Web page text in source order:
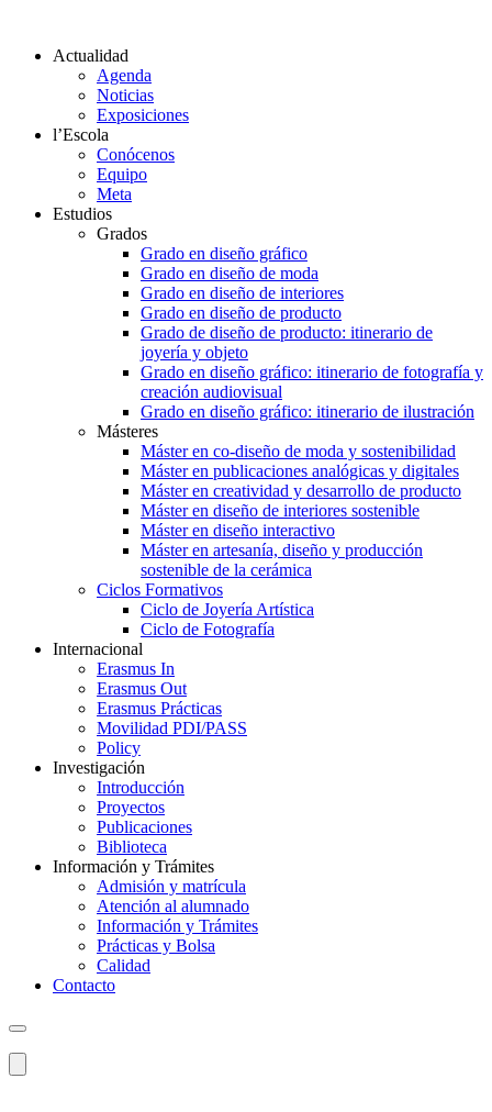
Actualidad
Agenda
Noticias
Exposiciones
l’Escola
Conócenos
Equipo
Meta
Estudios
Grados
Grado en diseño gráfico
Grado en diseño de moda
Grado en diseño de interiores
Grado en diseño de producto
Grado de diseño de producto: itinerario de
joyería y objeto
Grado en diseño gráfico: itinerario de fotografía y
creación audiovisual
Grado en diseño gráfico: itinerario de ilustración
Másteres
Máster en co-diseño de moda y sostenibilidad
Máster en publicaciones analógicas y digitales
Máster en creatividad y desarrollo de producto
Máster en diseño de interiores sostenible
Máster en diseño interactivo
Máster en artesanía, diseño y producción
sostenible de la cerámica
Ciclos Formativos
Ciclo de Joyería Artística
Ciclo de Fotografía
Internacional
Erasmus In
Erasmus Out
Erasmus Prácticas
Movilidad PDI/PASS
Policy
Investigación
Introducción
Proyectos
Publicaciones
Biblioteca
Información y Trámites
Admisión y matrícula
Atención al alumnado
Información y Trámites
Prácticas y Bolsa
Calidad
Contacto